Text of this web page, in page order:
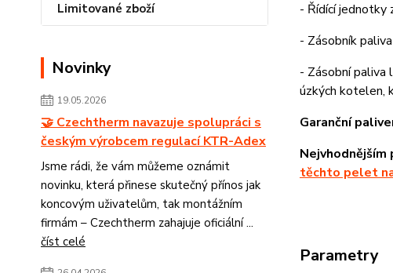
Limitované zboží
Novinky
19.05.2026
🤝 Czechtherm navazuje spolupráci s
českým výrobcem regulací KTR-Adex
Jsme rádi, že vám můžeme oznámit
novinku, která přinese skutečný přínos jak
koncovým uživatelům, tak montážním
firmám – Czechtherm zahajuje oficiální ...
číst celé
- Řídící jednotky
- Zásobník
- Zásobní paliva
úzkých kotelen,
Garanční
těchto pelet
Parametry